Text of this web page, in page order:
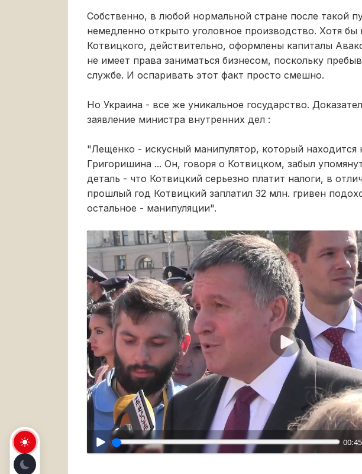
Собственно, в любой нормальной стране после такой
немедленно открыто уголовное производство. Хотя бы
Котвицкого, действительно, оформлены капиталы
не имеет права заниматься бизнесом, поскольку
службе. И оспаривать этот факт просто смешно.
Но Украина - все же уникальное государство.
заявление министра внутренних дел :
"Лещенко - искусный манипулятор, который находится
Григоришина ... Он, говоря о Котвицком, забыл
деталь - что Котвицкий серьезно платит налоги, в
прошлый год Котвицкий заплатил 32 млн. гривен
остальное - манипуляции".
00:45
Воспроизвести